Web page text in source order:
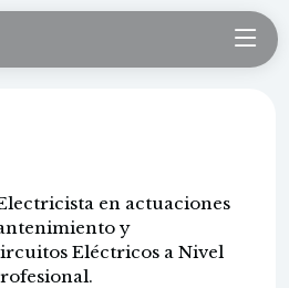
en actuaciones
y
Eléctricos a Nivel